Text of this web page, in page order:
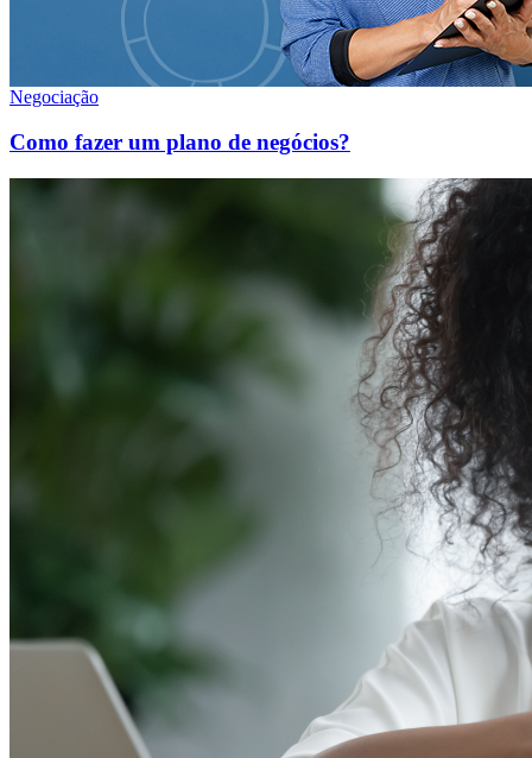
Negociação
Como fazer um plano de negócios?